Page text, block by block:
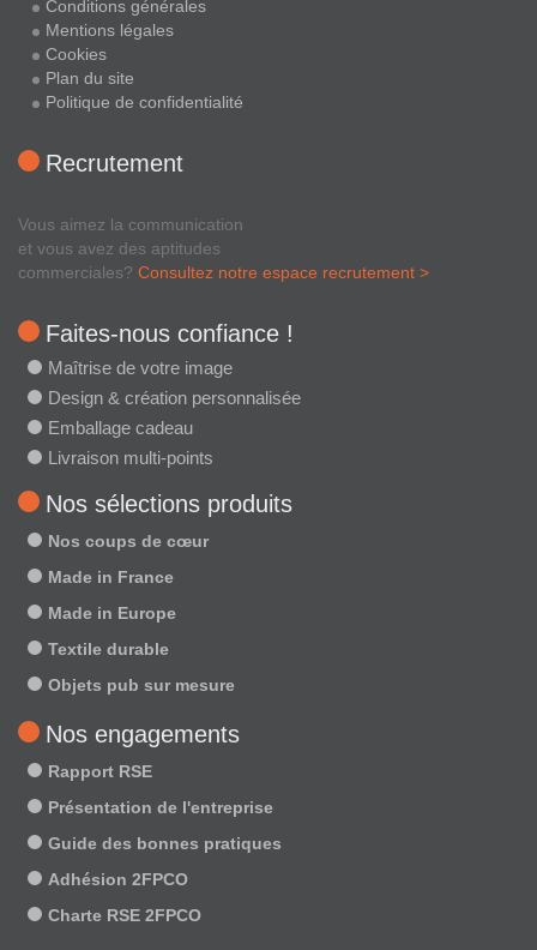
Conditions générales
Mentions légales
Cookies
Plan du site
Politique de confidentialité
Recrutement
Vous aimez la communication
et vous avez des aptitudes
commerciales? Consultez notre espace recrutement >
Faites-nous confiance !
Maîtrise de votre image
Design & création personnalisée
Emballage cadeau
Livraison multi-points
Nos sélections produits
Nos coups de cœur
Made in France
Made in Europe
Textile durable
Objets pub sur mesure
Nos engagements
Rapport RSE
Présentation de l'entreprise
Guide des bonnes pratiques
Adhésion 2FPCO
Charte RSE 2FPCO